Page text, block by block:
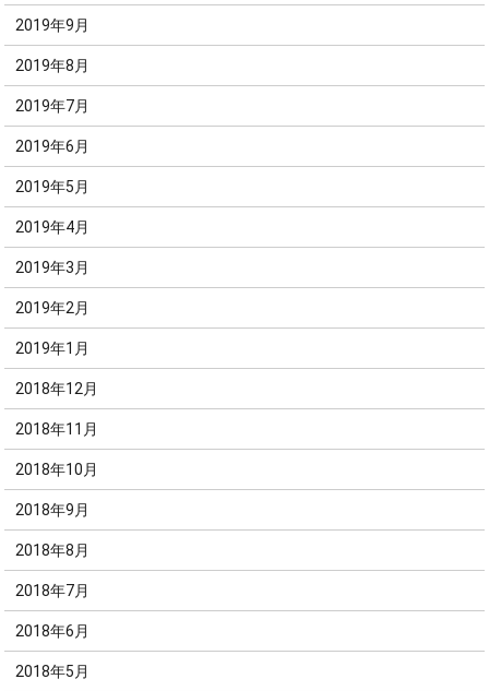
2019年9月
2019年8月
2019年7月
2019年6月
2019年5月
2019年4月
2019年3月
2019年2月
2019年1月
2018年12月
2018年11月
2018年10月
2018年9月
2018年8月
2018年7月
2018年6月
2018年5月